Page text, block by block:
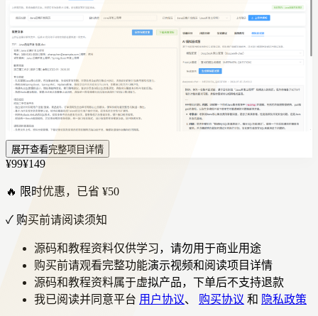
展开查看完整项目详情
¥99¥149
🔥 限时优惠，已省 ¥50
✓ 购买前请阅读须知
源码和教程资料仅供学习，请勿用于商业用途
购买前请观看完整功能演示视频和阅读项目详情
源码和教程资料属于虚拟产品，下单后不支持退款
我已阅读并同意平台 用户协议、 购买协议 和 隐私政策